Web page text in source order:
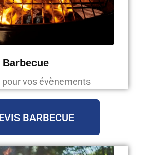
Barbecue
pour vos évènements
BARBECUE